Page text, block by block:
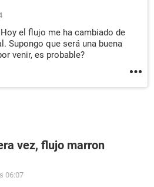
el flujo me ha cambiado de
Supongo que será una buena
venir, es probable?
vez, flujo marron
06:07